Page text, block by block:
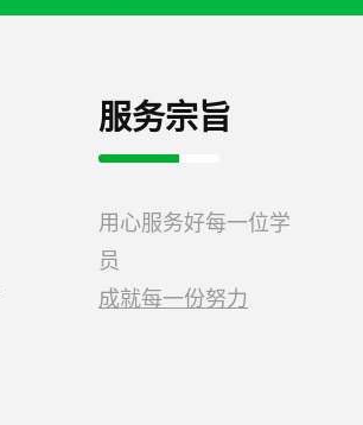
服务宗旨
用心服务好每一位学
员
成就每一份努力